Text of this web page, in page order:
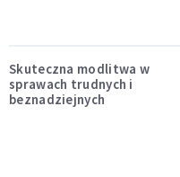
Skuteczna modlitwa w
sprawach trudnych i
beznadziejnych